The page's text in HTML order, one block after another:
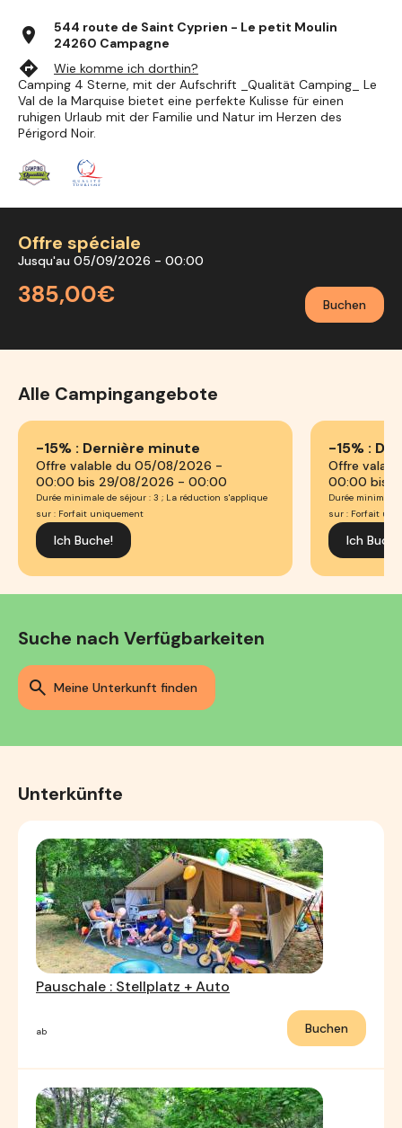
location_on
544 route de Saint Cyprien - Le petit Moulin
24260 Campagne
directions
Wie komme ich dorthin?
Camping 4 Sterne, mit der Aufschrift _Qualität Camping_ Le
Val de la Marquise bietet eine perfekte Kulisse für einen
ruhigen Urlaub mit der Familie und Natur im Herzen des
Périgord Noir.
Offre spéciale
Jusqu'au 05/09/2026 - 00:00
385,00€ Buchen
Alle Campingangebote
-15% : Dernière minute
Offre valable du 05/08/2026 -
00:00 bis 29/08/2026 - 00:00
Durée minimale de séjour : 3 ; La réduction s'applique
sur : Forfait uniquement
Ich Buche!
-15% :
Offre
00:00 bis
Durée minimale
sur : Forfait
Ich
Suche nach Verfügbarkeiten
meine Unterkunft finden
Unterkünfte
Pauschale : Stellplatz + Auto
ab Buchen